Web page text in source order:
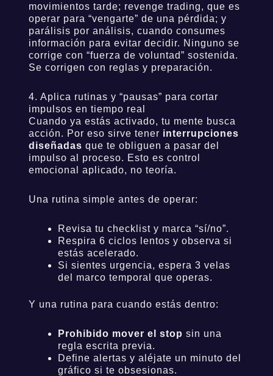
movimientos tarde; revenge trading, que es
operar para “vengarte” de una pérdida; y
parálisis por análisis, cuando consumes
información para evitar decidir. Ninguno se
corrige con “fuerza de voluntad” sostenida.
Se corrigen con reglas y preparación.
4. Aplica rutinas y “pausas” para cortar
impulsos en tiempo real
Cuando ya estás activado, tu mente busca
acción. Por eso sirve tener interrupciones
diseñadas que te obliguen a pasar del
impulso al proceso. Esto es control
emocional aplicado, no teoría.
Una rutina simple antes de operar:
Revisa tu checklist y marca “sí/no”.
Respira 6 ciclos lentos y observa si
estás acelerado.
Si sientes urgencia, espera 3 velas
del marco temporal que operas.
Y una rutina para cuando estás dentro:
Prohibido mover el stop sin una
regla escrita previa.
Define alertas y aléjate un minuto del
gráfico si te obsesionas.